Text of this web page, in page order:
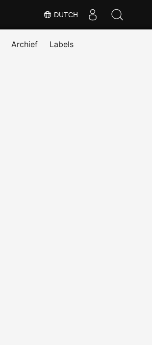
DUTCH
Archief Labels